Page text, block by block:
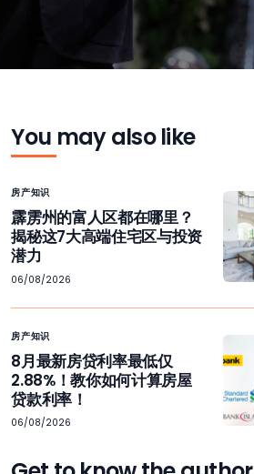
You may also like
房产知识
霹雳州的富人区都在哪里？
揭秘这7大高端住宅区与投资
潜力
06/08/2026
房产知识
8月最新房贷利率最低仅
2.88%！教你如何计算房屋
贷款利率！
06/08/2026